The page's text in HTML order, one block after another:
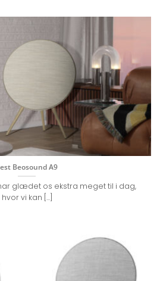
Beosound A9
glædet os ekstra meget til i dag,
hvor vi kan [...]